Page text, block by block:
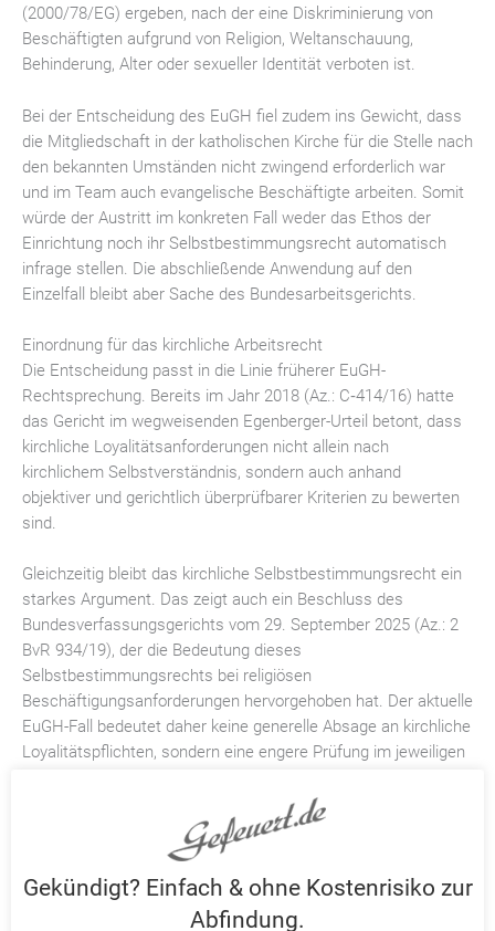
(2000/78/EG) ergeben, nach der eine Diskriminierung von
Beschäftigten aufgrund von Religion, Weltanschauung,
Behinderung, Alter oder sexueller Identität verboten ist.
Bei der Entscheidung des EuGH fiel zudem ins Gewicht, dass
die Mitgliedschaft in der katholischen Kirche für die Stelle nach
den bekannten Umständen nicht zwingend erforderlich war
und im Team auch evangelische Beschäftigte arbeiten. Somit
würde der Austritt im konkreten Fall weder das Ethos der
Einrichtung noch ihr Selbstbestimmungsrecht automatisch
infrage stellen. Die abschließende Anwendung auf den
Einzelfall bleibt aber Sache des Bundesarbeitsgerichts.
Einordnung für das kirchliche Arbeitsrecht
Die Entscheidung passt in die Linie früherer EuGH-
Rechtsprechung. Bereits im Jahr 2018 (Az.: C‑414/16) hatte
das Gericht im wegweisenden Egenberger-Urteil betont, dass
kirchliche Loyalitätsanforderungen nicht allein nach
kirchlichem Selbstverständnis, sondern auch anhand
objektiver und gerichtlich überprüfbarer Kriterien zu bewerten
sind.
Gleichzeitig bleibt das kirchliche Selbstbestimmungsrecht ein
starkes Argument. Das zeigt auch ein Beschluss des
Bundesverfassungsgerichts vom 29. September 2025 (Az.: 2
BvR 934/19), der die Bedeutung dieses
Selbstbestimmungsrechts bei religiösen
Beschäftigungsanforderungen hervorgehoben hat. Der aktuelle
EuGH-Fall bedeutet daher keine generelle Absage an kirchliche
Loyalitätspflichten, sondern eine engere Prüfung im jeweiligen
Was das Urteil praktisch bedeutet
Für Beschäftigte bei Caritas, Diakonie und anderen kirchlichen
Trägern ist die Botschaft klar: Nicht jede religiöse Anforderung
ist automatisch wirksam, nur weil sie kirchenrechtlich
Gekündigt? Einfach & ohne Kostenrisiko zur
Abfindung.